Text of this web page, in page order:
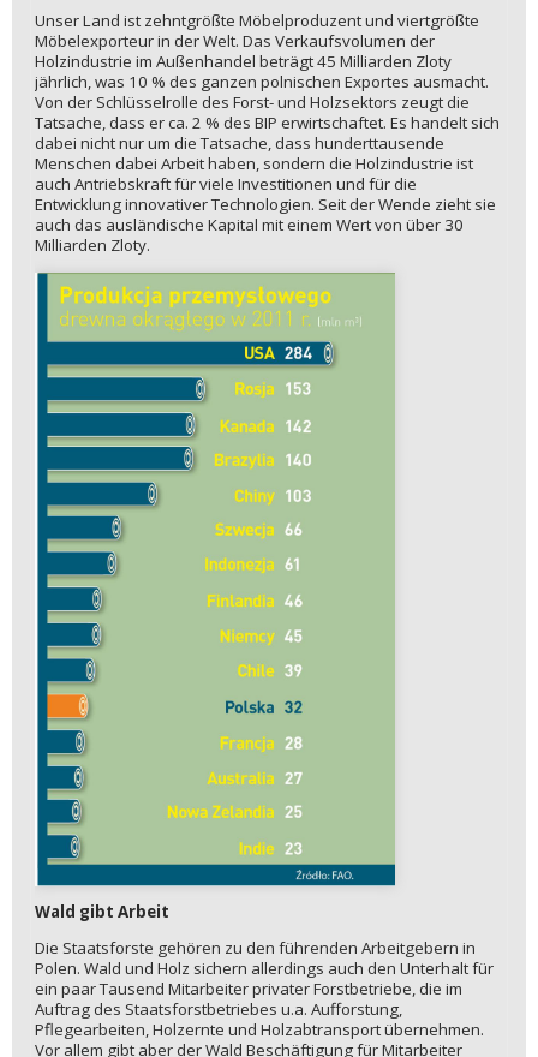
Unser Land ist zehntgrößte Möbelproduzent und viertgrößte
Möbelexporteur in der Welt. Das Verkaufsvolumen der
Holzindustrie im Außenhandel beträgt 45 Milliarden Zloty
jährlich, was 10 % des ganzen polnischen Exportes ausmacht.
Von der Schlüsselrolle des Forst- und Holzsektors zeugt die
Tatsache, dass er ca. 2 % des BIP erwirtschaftet. Es handelt sich
dabei nicht nur um die Tatsache, dass hunderttausende
Menschen dabei Arbeit haben, sondern die Holzindustrie ist
auch Antriebskraft für viele Investitionen und für die
Entwicklung innovativer Technologien. Seit der Wende zieht sie
auch das ausländische Kapital mit einem Wert von über 30
Milliarden Zloty.
Wald gibt Arbeit
Die Staatsforste gehören zu den führenden Arbeitgebern in
Polen. Wald und Holz sichern allerdings auch den Unterhalt für
ein paar Tausend Mitarbeiter privater Forstbetriebe, die im
Auftrag des Staatsforstbetriebes u.a. Aufforstung,
Pflegearbeiten, Holzernte und Holzabtransport übernehmen.
Vor allem gibt aber der Wald Beschäftigung für Mitarbeiter